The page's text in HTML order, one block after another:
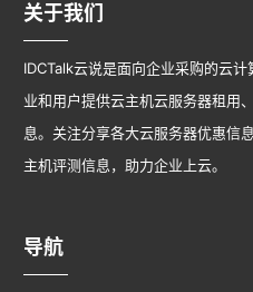
关于我们
IDCTalk云说是面向企业采购的云
业和用户提供云主机云服务器租用
息。关注分享各大云服务器优惠信
主机评测信息，助力企业上云。
导航